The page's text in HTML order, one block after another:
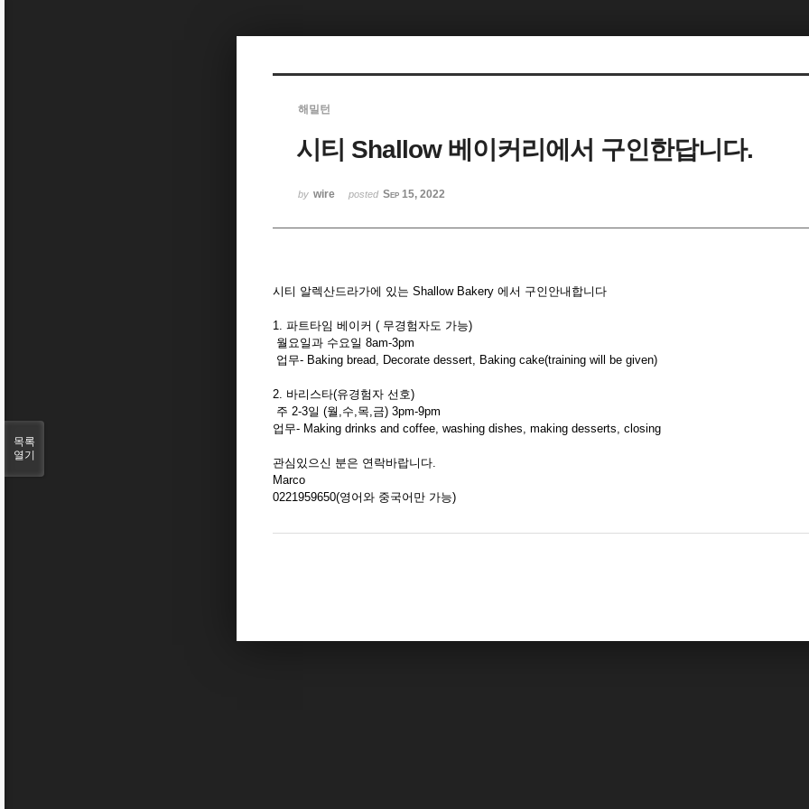
해밀턴
시티 Shallow 베이커리에서 구인한답니다.
by wire posted Sep 15, 2022
시티 알렉산드라가에 있는 Shallow Bakery 에서 구인안내합니다
1. 파트타임 베이커 ( 무경험자도 가능)
월요일과 수요일 8am-3pm
업무- Baking bread, Decorate dessert, Baking cake(training will be given)
2. 바리스타(유경험자 선호)
주 2-3일 (월,수,목,금) 3pm-9pm
업무- Making drinks and coffee, washing dishes, making desserts, closing
관심있으신 분은 연락바랍니다.
Marco
0221959650(영어와 중국어만 가능)
목록
열기
Sketchbook5, 스케치북5
Sketchbook5, 스케치북5